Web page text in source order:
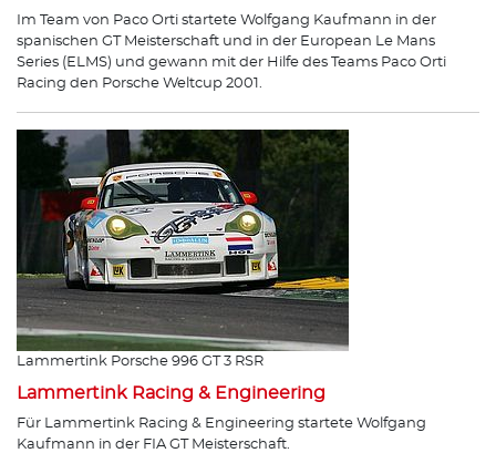
Im Team von Paco Orti startete Wolfgang Kaufmann in der
spanischen GT Meisterschaft und in der European Le Mans
Series (ELMS) und gewann mit der Hilfe des Teams Paco Orti
Racing den Porsche Weltcup 2001.
Lammertink Porsche 996 GT 3 RSR
Lammertink Racing & Engineering
Für Lammertink Racing & Engineering startete Wolfgang
Kaufmann in der FIA GT Meisterschaft.